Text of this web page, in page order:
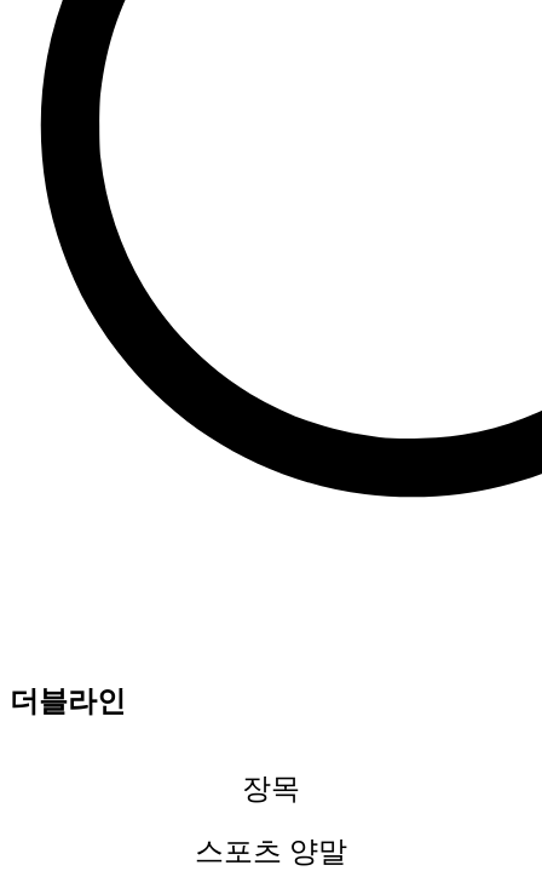
더블라인
장목
스포츠 양말